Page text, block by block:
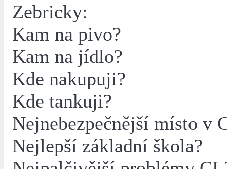
Zebricky:
Kam na pivo?
Kam na jídlo?
Kde nakupuji?
Kde tankuji?
Nejnebezpečnější místo v
Nejlepší základní škola?